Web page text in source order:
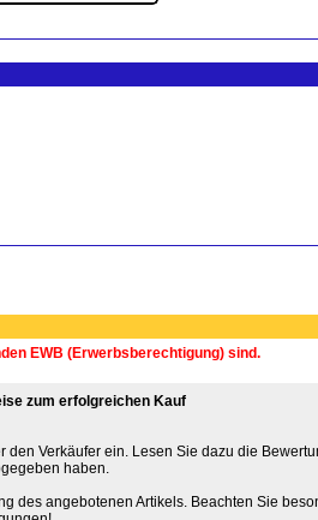
EWB (Erwerbsberechtigung) sind.
zum erfolgreichen Kauf
den Verkäufer ein. Lesen Sie dazu die
haben.
des angebotenen Artikels. Beachten Sie